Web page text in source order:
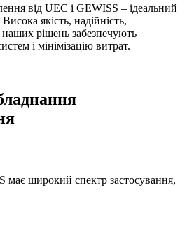
від UEC і GEWISS – ідеальний
якість, надійність,
наших рішень забезпечують
і мінімізацію витрат.
має широкий спектр застосування,